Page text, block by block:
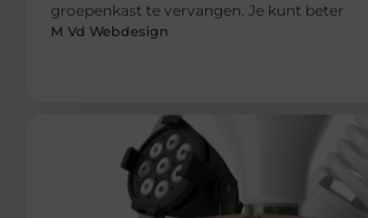
groepenkast te vervangen. Je kunt beter
M Vd Webdesign